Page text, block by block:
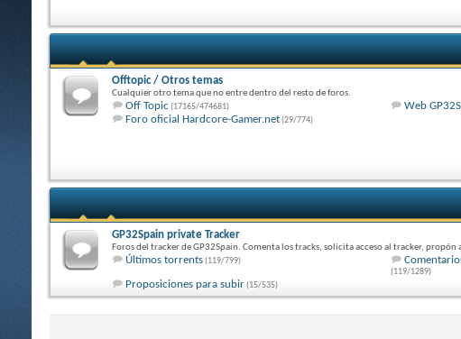
Offtopic / Otros temas
Cualquier otro tema que no entre dentro del resto de foros.
Off Topic (17165/474681) Web
Foro oficial Hardcore-Gamer.net(29/774)
GP32Spain private Tracker
Foros del tracker de GP32Spain. Comenta los tracks, solicita acceso al tracker, propón
Últimos torrents(119/799)
(119/1289)
Proposiciones para subir(15/535)